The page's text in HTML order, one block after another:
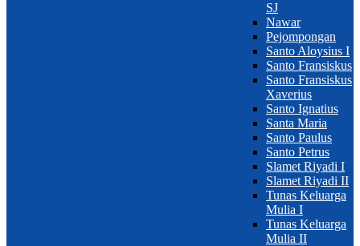
SJ
Nawar
Pejompongan
Santo Aloysius I
Santo Fransiskus
Santo Fransiskus
Xaverius
Santo Ignatius
Santa Maria
Santo Paulus
Santo Petrus
Slamet Riyadi I
Slamet Riyadi II
Tunas Keluarga
Mulia I
Tunas Keluarga
Mulia II